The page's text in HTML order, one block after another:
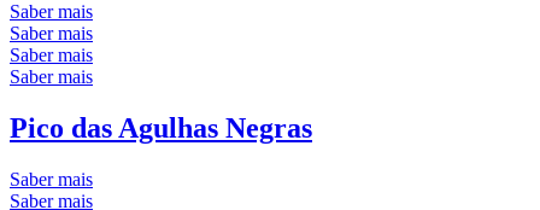
Saber mais
Saber mais
Saber mais
Saber mais
Pico das Agulhas Negras
Saber mais
Saber mais